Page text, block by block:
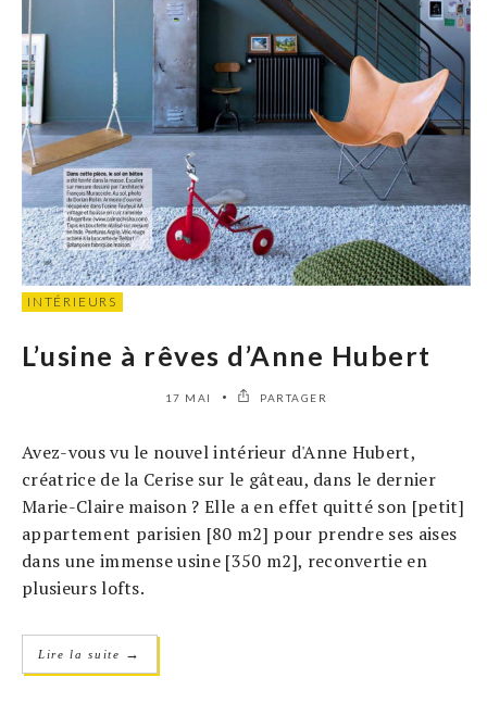
INTÉRIEURS
L’usine à rêves d’Anne Hubert
17 MAI PARTAGER
Avez-vous vu le nouvel intérieur d'Anne Hubert,
créatrice de la Cerise sur le gâteau, dans le dernier
Marie-Claire maison ? Elle a en effet quitté son [petit]
appartement parisien [80 m2] pour prendre ses aises
dans une immense usine [350 m2], reconvertie en
plusieurs lofts.
Lire la suite →